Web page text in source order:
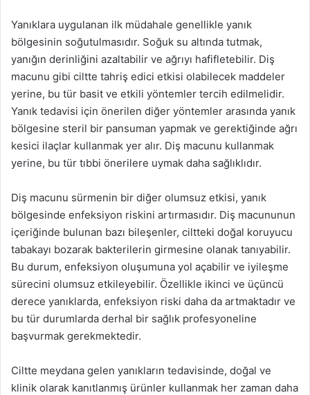
Yanıklara uygulanan ilk müdahale genellikle yanık
bölgesinin soğutulmasıdır. Soğuk su altında tutmak,
yanığın derinliğini azaltabilir ve ağrıyı hafifletebilir. Diş
macunu gibi ciltte tahriş edici etkisi olabilecek maddeler
yerine, bu tür basit ve etkili yöntemler tercih edilmelidir.
Yanık tedavisi için önerilen diğer yöntemler arasında yanık
bölgesine steril bir pansuman yapmak ve gerektiğinde ağrı
kesici ilaçlar kullanmak yer alır. Diş macunu kullanmak
yerine, bu tür tıbbi önerilere uymak daha sağlıklıdır.
Diş macunu sürmenin bir diğer olumsuz etkisi, yanık
bölgesinde enfeksiyon riskini artırmasıdır. Diş macununun
içeriğinde bulunan bazı bileşenler, ciltteki doğal koruyucu
tabakayı bozarak bakterilerin girmesine olanak tanıyabilir.
Bu durum, enfeksiyon oluşumuna yol açabilir ve iyileşme
sürecini olumsuz etkileyebilir. Özellikle ikinci ve üçüncü
derece yanıklarda, enfeksiyon riski daha da artmaktadır ve
bu tür durumlarda derhal bir sağlık profesyoneline
başvurmak gerekmektedir.
Ciltte meydana gelen yanıkların tedavisinde, doğal ve
klinik olarak kanıtlanmış ürünler kullanmak her zaman daha